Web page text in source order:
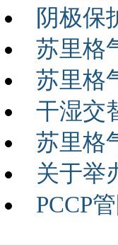
阴极保
苏里格
苏里格
干湿交
苏里格
关于举
PCCP